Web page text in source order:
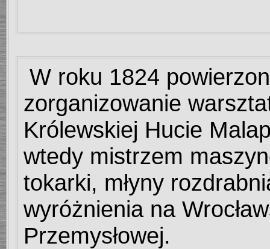
W roku 1824
zorganizowanie
Królewskiej Hucie
wtedy mistrzem
tokarki, młyny
wyróżnienia na
Przemysłowej.